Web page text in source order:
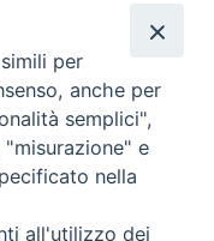
per
anche per
semplici",
e
nella
all'utilizzo dei